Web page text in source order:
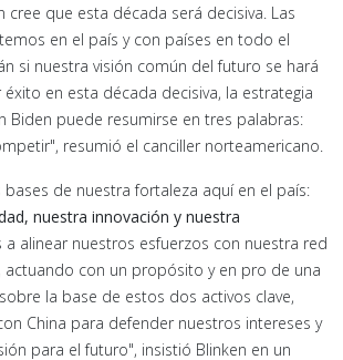
cree que esta década será decisiva. Las
en el país y con países en todo el
si nuestra visión común del futuro se hará
en esta década decisiva, la estrategia
Biden puede resumirse en tres palabras:
resumió el canciller norteamericano.
bases de nuestra fortaleza aquí en el país:
nuestra innovación y nuestra
a alinear nuestros esfuerzos con nuestra red
actuando con un propósito y en pro de una
la base de estos dos activos clave,
China para defender nuestros intereses y
para el futuro", insistió Blinken en un